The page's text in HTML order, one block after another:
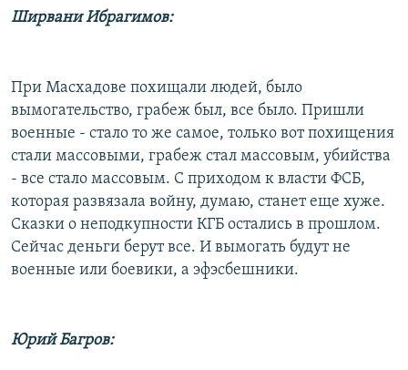
Ширвани Ибрагимов:
При Масхадове похищали людей, было
вымогательство, грабеж был, все было. Пришли
военные - стало то же самое, только вот похищения
стали массовыми, грабеж стал массовым, убийства
- все стало массовым. С приходом к власти ФСБ,
которая развязала войну, думаю, станет еще хуже.
Сказки о неподкупности КГБ остались в прошлом.
Сейчас деньги берут все. И вымогать будут не
военные или боевики, а эфэсбешники.
Юрий Багров: